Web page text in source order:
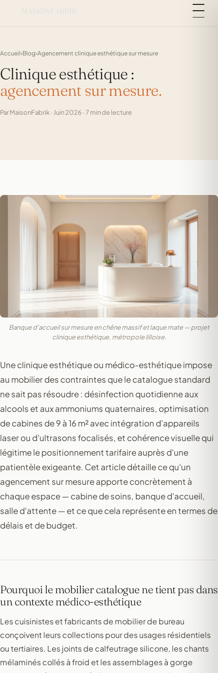
Accueil›Blog›Agencement clinique esthétique sur mesure
Clinique esthétique :
agencement sur mesure.
Par MaisonFabrik · Juin 2026 · 7 min de lecture
Banque d'accueil sur mesure en chêne massif et laque mate — projet
clinique esthétique, métropole lilloise.
Une clinique esthétique ou médico-esthétique impose
au mobilier des contraintes que le catalogue standard
ne sait pas résoudre : désinfection quotidienne aux
alcools et aux ammoniums quaternaires, optimisation
de cabines de 9 à 16 m² avec intégration d'appareils
laser ou d'ultrasons focalisés, et cohérence visuelle qui
légitime le positionnement tarifaire auprès d'une
patientèle exigeante. Cet article détaille ce qu'un
agencement sur mesure apporte concrètement à
chaque espace — cabine de soins, banque d'accueil,
salle d'attente — et ce que cela représente en termes de
délais et de budget.
Pourquoi le mobilier catalogue ne tient pas dans
un contexte médico-esthétique
Les cuisinistes et fabricants de mobilier de bureau
conçoivent leurs collections pour des usages résidentiels
ou tertiaires. Les joints de calfeutrage silicone, les chants
mélaminés collés à froid et les assemblages à gorge